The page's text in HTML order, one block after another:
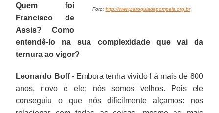
Foto: http://www.paroquiadapompeia.org.br
Quem foi
Francisco de
Assis? Como
entendê-lo na sua complexidade que vai da
ternura ao vigor?
Leonardo Boff - Embora tenha vivido há mais de 800
anos, novo é ele; nós somos velhos. Pois ele
conseguiu o que nós dificilmente alçamos: nos